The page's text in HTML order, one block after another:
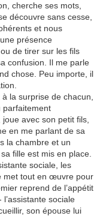
cherche ses mots,
découvre sans cesse,
et nous
présence
de tirer sur les fils
confusion. Il me parle
chose. Peu importe, il
la surprise de chacun,
parfaitement
avec son petit fils,
en me parlant de sa
la chambre et un
fille est mis en place.
sociale, les
met tout en œuvre pour
reprend de l’appétit
sociale
son épouse lui